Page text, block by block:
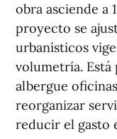
obra asciende a
proyecto se
urbanísticos
volumetría.
albergue
reorganizar
reducir el gasto